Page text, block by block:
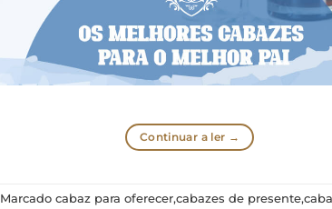
Continuar a ler →
Marcadocabaz para oferecer,cabazes de presente,